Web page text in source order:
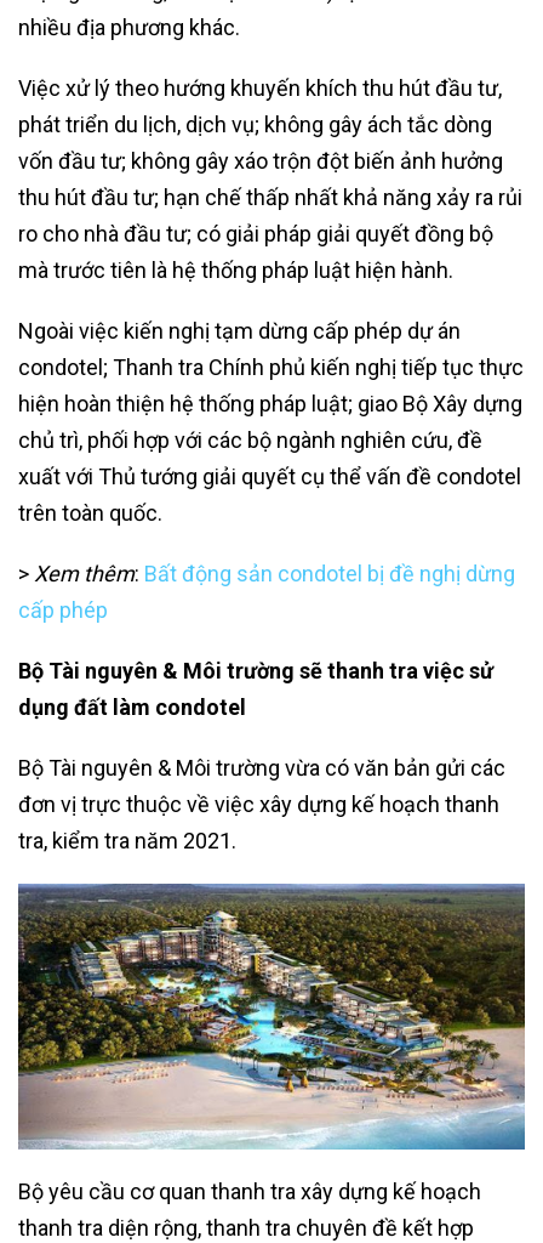
nhiều địa phương khác.
Việc xử lý theo hướng khuyến khích thu hút đầu tư,
phát triển du lịch, dịch vụ; không gây ách tắc dòng
vốn đầu tư; không gây xáo trộn đột biến ảnh hưởng
thu hút đầu tư; hạn chế thấp nhất khả năng xảy ra rủi
ro cho nhà đầu tư; có giải pháp giải quyết đồng bộ
mà trước tiên là hệ thống pháp luật hiện hành.
Ngoài việc kiến nghị tạm dừng cấp phép dự án
condotel; Thanh tra Chính phủ kiến nghị tiếp tục thực
hiện hoàn thiện hệ thống pháp luật; giao Bộ Xây dựng
chủ trì, phối hợp với các bộ ngành nghiên cứu, đề
xuất với Thủ tướng giải quyết cụ thể vấn đề condotel
trên toàn quốc.
> Xem thêm: Bất động sản condotel bị đề nghị dừng
cấp phép
Bộ Tài nguyên & Môi trường sẽ thanh tra việc sử
dụng đất làm condotel
Bộ Tài nguyên & Môi trường vừa có văn bản gửi các
đơn vị trực thuộc về việc xây dựng kế hoạch thanh
tra, kiểm tra năm 2021.
Bộ yêu cầu cơ quan thanh tra xây dựng kế hoạch
thanh tra diện rộng, thanh tra chuyên đề kết hợp